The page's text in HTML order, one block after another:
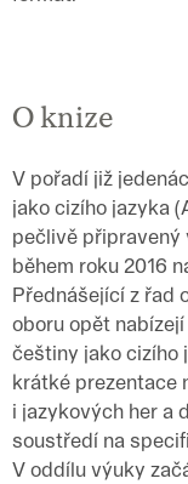
O knize
V pořadí již
jako cizího jazyka
pečlivě připravený
během roku 2016
Přednášející z řad
oboru opět
češtiny jako cizího
krátké prezentace
i jazykových her a
soustředí na
V oddílu výuky